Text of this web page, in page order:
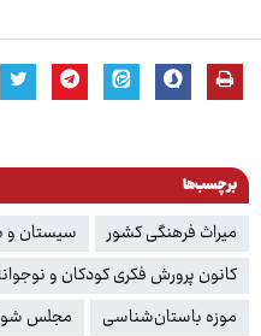
برچسب‌ها
میراث فرهنگی کشور سیستان و
کانون پرورش فکری کودکان و
موزه باستان‌شناسی
مجلس